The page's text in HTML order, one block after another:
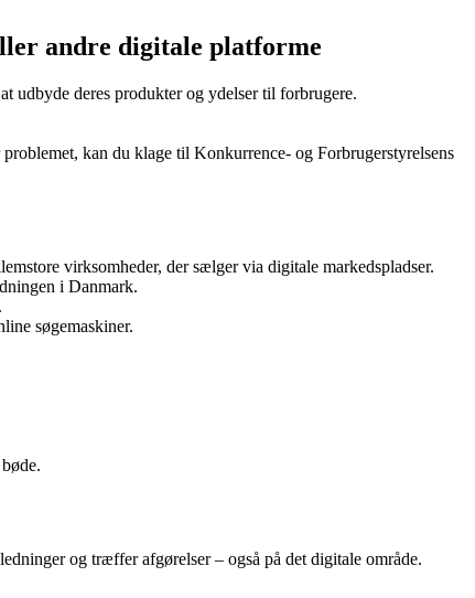
andre digitale platforme
udbyde deres produkter og ydelser til forbrugere.
kan du klage til Konkurrence- og Forbrugerstyrelsens
virksomheder, der sælger via digitale markedspladser.
i Danmark.
søgemaskiner.
og træffer afgørelser – også på det digitale område.